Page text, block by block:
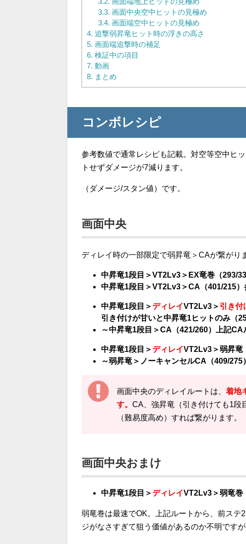
3.3. 画面中央空中ヒットの見極め
3.4. 画面端空中ヒットの見極め
4. 追撃弱昇竜ヒット時の浮きの高さ
5. 画面端追撃時の補足
6. 検証中の項目
7. 動画
8. まとめ
コンボレシピ
参考数値で通常レシピも記載。対空等空中ヒ
トせずダメージが7減ります。
（ダメージ/スタン値）です。
画面中央
ディレイ時の一部限定で弱昇竜＞CAが繋がり
中昇竜1段目＞VT2Lv3＞EX竜巻（293/
中昇竜1段目＞VT2Lv3＞CA（401/215）
中昇竜1段目＞ディレイVT2Lv3＞ 引き付
引き付けが甘いと中昇竜1ヒットのみ（
～中昇竜1段目＞CA（421/260）上記CA
中昇竜1段目＞ディレイVT2Lv3＞弱昇竜
～弱昇竜＞ノーキャンセルCA（409/275
画面中央のディレイルートは、 着地
す。 CA、強昇竜（引き付けても1段
（難易度高め）すれば繋がります。
画面中央おまけ
中昇竜1段目＞ディレイVT2Lv3＞弱竜巻
弱竜巻は最速でOK。上記ルートから、前ステ
ジがなさすぎて狙う価値があるのか不明ですが